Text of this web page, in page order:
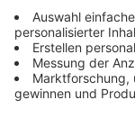
Anzeige